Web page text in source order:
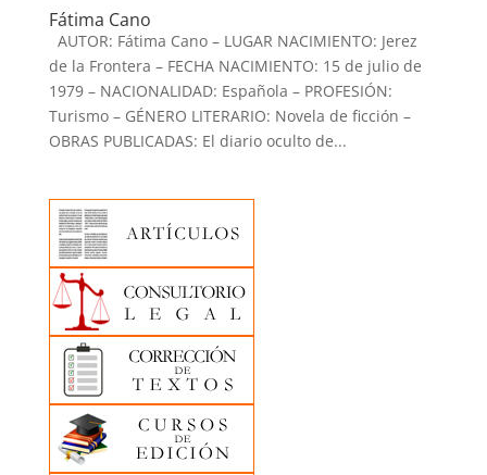
Fátima Cano
AUTOR: Fátima Cano – LUGAR NACIMIENTO: Jerez
de la Frontera – FECHA NACIMIENTO: 15 de julio de
1979 – NACIONALIDAD: Española – PROFESIÓN:
Turismo – GÉNERO LITERARIO: Novela de ficción –
OBRAS PUBLICADAS: El diario oculto de...